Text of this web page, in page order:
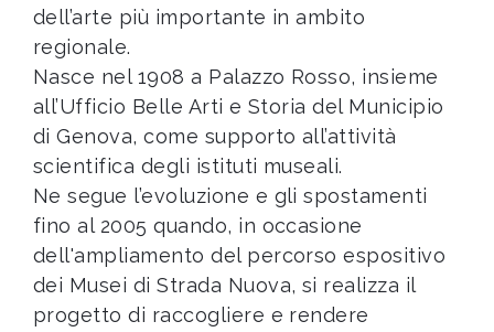
dell’arte più importante in ambito
regionale.
Nasce nel 1908 a Palazzo Rosso, insieme
all’Ufficio Belle Arti e Storia del Municipio
di Genova, come supporto all’attività
scientifica degli istituti museali.
Ne segue l’evoluzione e gli spostamenti
fino al 2005 quando, in occasione
dell'ampliamento del percorso espositivo
dei Musei di Strada Nuova, si realizza il
progetto di raccogliere e rendere